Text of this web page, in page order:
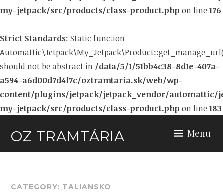
my-jetpack/src/products/class-product.php on line 176
Strict Standards: Static function
should not be abstract in /data/5/1/51bb4c38-8d1e-407a-
a594-a6d00d7d4f7c/oztramtaria.sk/web/wp-
content/plugins/jetpack/jetpack_vendor/automattic/
my-jetpack/src/products/class-product.php on line 183
content
OZ TRAMTÁRIA Menu
CATEGORY: TALIANSKO